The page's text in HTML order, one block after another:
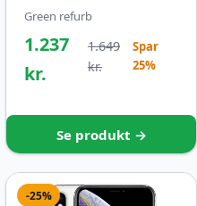
Green refurb
1.237
kr.
1.649
kr.
Spar
25%
Se produkt →
-25%